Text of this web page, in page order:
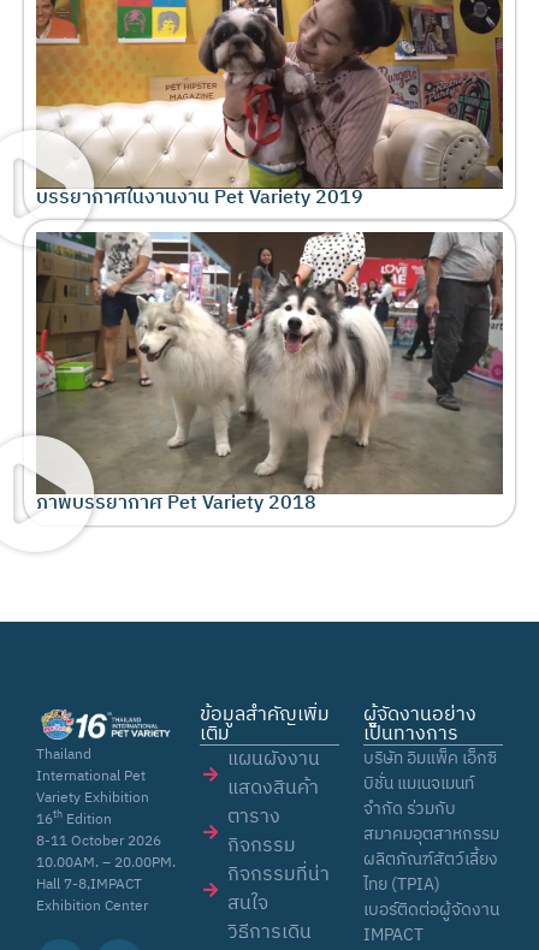
บรรยากาศในงานงาน Pet Variety 2019
ภาพบรรยากาศ Pet Variety 2018
Thailand
International Pet
Variety Exhibition
16th Edition
8-11 October 2026
10.00AM. – 20.00PM.
Hall 7-8,IMPACT
Exhibition Center
ข้อมูลสำคัญเพิ่ม
เติม
แผนผังงาน
แสดงสินค้า
ตาราง
กิจกรรม
กิจกรรมที่น่า
สนใจ
วิธีการเดิน
ผู้จัดงานอย่าง
เป็นทางการ
บริษัท อิมแพ็ค เอ็กซิ
บิชั่น แมเนจเมนท์
จำกัด ร่วมกับ
สมาคมอุตสาหกรรม
ผลิตภัณฑ์สัตว์เลี้ยง
ไทย (TPIA)
เบอร์ติดต่อผู้จัดงาน
IMPACT